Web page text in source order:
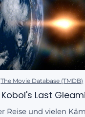
The Movie Database (TMDB)
Last
Reise und vielen